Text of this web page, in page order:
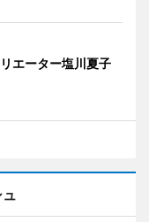
エーター塩川夏子